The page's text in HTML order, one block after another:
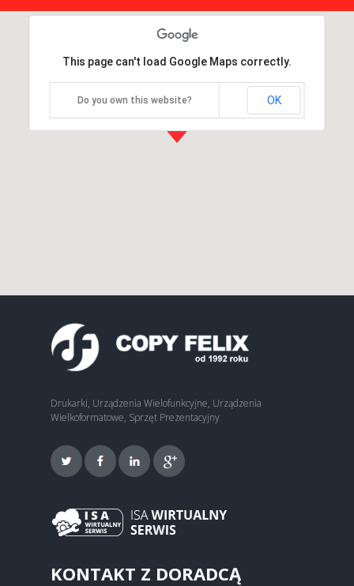
This page can't load Google Maps correctly.
Do you own this website? OK
Drukarki, Urządzenia Wielofunkcyjne, Urządzenia
Wielkoformatowe, Sprzęt Prezentacyjny
KONTAKT Z DORADCĄ